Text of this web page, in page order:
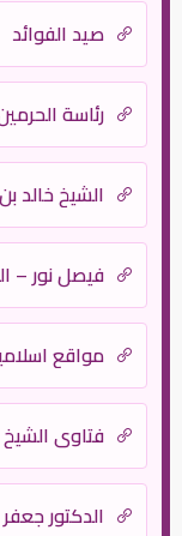
صيد الفوائد
رئاسة
الشيخ خالد
فيصل نور –
مواقع
فتاوى الشيخ
الدكتور